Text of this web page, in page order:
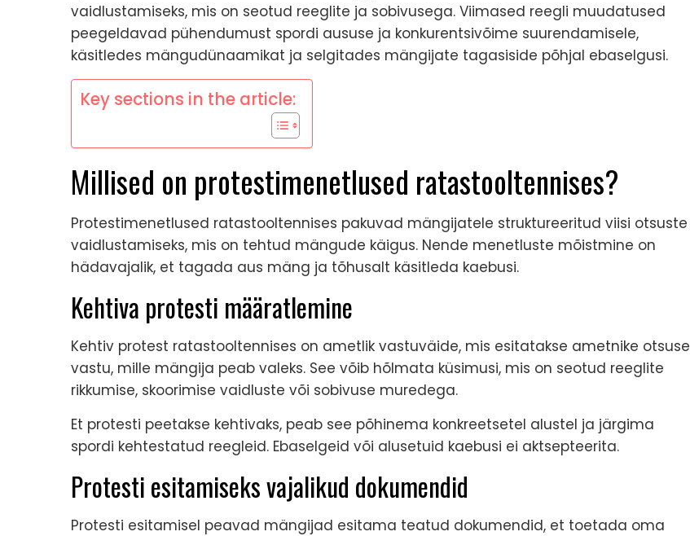
vaidlustamiseks, mis on seotud reeglite ja sobivusega. Viimased reegli muudatused
peegeldavad pühendumust spordi aususe ja konkurentsivõime suurendamisele,
käsitledes mängudünaamikat ja selgitades mängijate tagasiside põhjal ebaselgusi.
Key sections in the article:
Millised on protestimenetlused ratastooltennises?
Protestimenetlused ratastooltennises pakuvad mängijatele struktureeritud viisi otsuste
vaidlustamiseks, mis on tehtud mängude käigus. Nende menetluste mõistmine on
hädavajalik, et tagada aus mäng ja tõhusalt käsitleda kaebusi.
Kehtiva protesti määratlemine
Kehtiv protest ratastooltennises on ametlik vastuväide, mis esitatakse ametnike otsuse
vastu, mille mängija peab valeks. See võib hõlmata küsimusi, mis on seotud reeglite
rikkumise, skoorimise vaidluste või sobivuse muredega.
Et protesti peetakse kehtivaks, peab see põhinema konkreetsetel alustel ja järgima
spordi kehtestatud reegleid. Ebaselgeid või alusetuid kaebusi ei aktsepteerita.
Protesti esitamiseks vajalikud dokumendid
Protesti esitamisel peavad mängijad esitama teatud dokumendid, et toetada oma